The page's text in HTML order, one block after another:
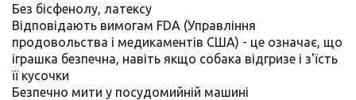
Без бісфенолу, латексу
Відповідають вимогам FDA (Управління
продовольства і медикаментів США) - це означає, що
іграшка безпечна, навіть якщо собака відгризе і з'їсть
її кусочки
Безпечно мити у посудомийній машині